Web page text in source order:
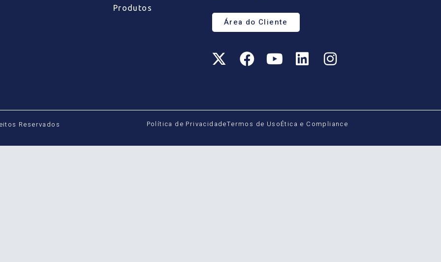
Produtos
Área do Cliente
Reservados Política de PrivacidadeTermos de UsoÉtica e Compliance